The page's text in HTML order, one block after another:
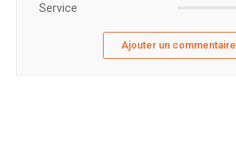
Service
Ajouter un commentaire